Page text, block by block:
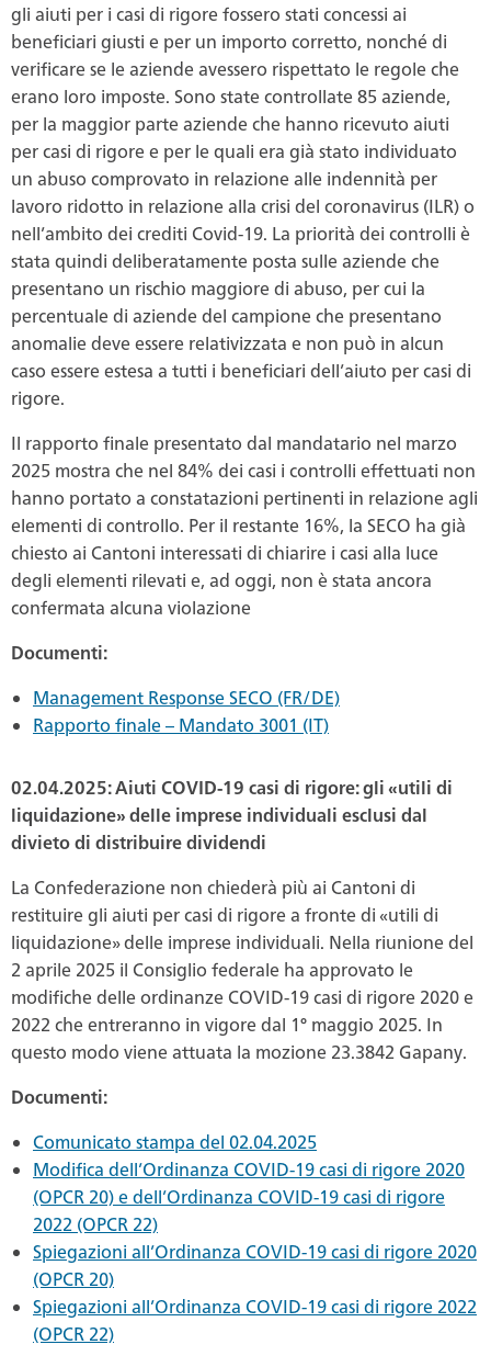
gli aiuti per i casi di rigore fossero stati concessi ai
beneficiari giusti e per un importo corretto, nonché di
verificare se le aziende avessero rispettato le regole che
erano loro imposte. Sono state controllate 85 aziende,
per la maggior parte aziende che hanno ricevuto aiuti
per casi di rigore e per le quali era già stato individuato
un abuso comprovato in relazione alle indennità per
lavoro ridotto in relazione alla crisi del coronavirus (ILR) o
nell’ambito dei crediti Covid-19. La priorità dei controlli è
stata quindi deliberatamente posta sulle aziende che
presentano un rischio maggiore di abuso, per cui la
percentuale di aziende del campione che presentano
anomalie deve essere relativizzata e non può in alcun
caso essere estesa a tutti i beneficiari dell’aiuto per casi di
rigore.
Il rapporto finale presentato dal mandatario nel marzo
2025 mostra che nel 84% dei casi i controlli effettuati non
hanno portato a constatazioni pertinenti in relazione agli
elementi di controllo. Per il restante 16%, la SECO ha già
chiesto ai Cantoni interessati di chiarire i casi alla luce
degli elementi rilevati e, ad oggi, non è stata ancora
confermata alcuna violazione
Documenti:
Management Response SECO (FR/DE)
Rapporto finale – Mandato 3001 (IT)
02.04.2025: Aiuti COVID-19 casi di rigore: gli «utili di
liquidazione» delle imprese individuali esclusi dal
divieto di distribuire dividendi
La Confederazione non chiederà più ai Cantoni di
restituire gli aiuti per casi di rigore a fronte di «utili di
liquidazione» delle imprese individuali. Nella riunione del
2 aprile 2025 il Consiglio federale ha approvato le
modifiche delle ordinanze COVID-19 casi di rigore 2020 e
2022 che entreranno in vigore dal 1° maggio 2025. In
questo modo viene attuata la mozione 23.3842 Gapany.
Documenti:
Comunicato stampa del 02.04.2025
Modifica dell’Ordinanza COVID-19 casi di rigore 2020
(OPCR 20) e dell’Ordinanza COVID-19 casi di rigore
2022 (OPCR 22)
Spiegazioni all’Ordinanza COVID-19 casi di rigore 2020
(OPCR 20)
Spiegazioni all’Ordinanza COVID-19 casi di rigore 2022
(OPCR 22)